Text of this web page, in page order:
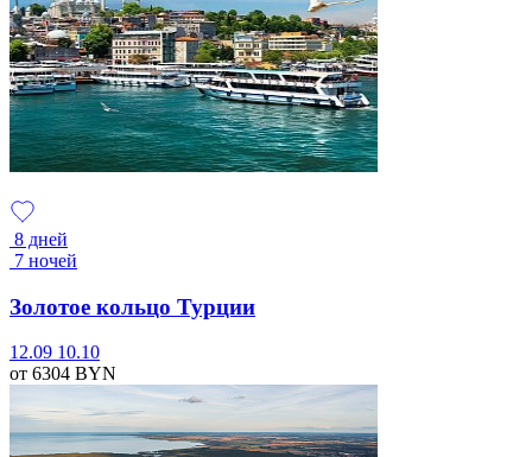
8 дней
7 ночей
Золотое кольцо Турции
12.09 10.10
от 6304 BYN